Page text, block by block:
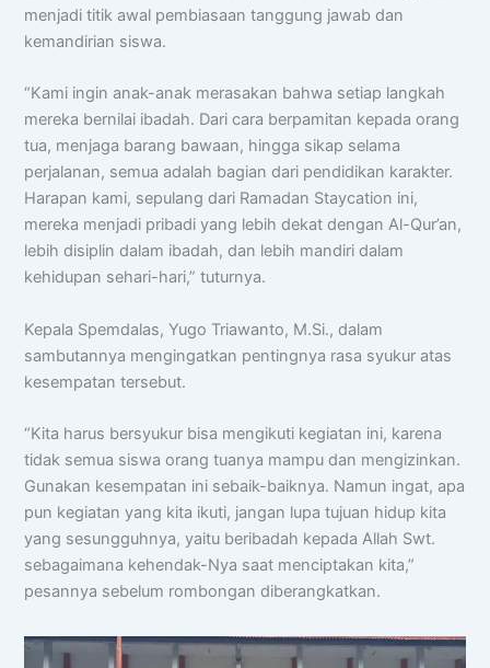
Spemdalas Assistant.
Ada yang bisa saya bantu?
📝 Info Pendaftaran (PPDB)
🏆 Program Unggulan
menjadi titik awal pembiasaan tanggung jawab dan
kemandirian siswa.
“Kami ingin anak-anak merasakan bahwa setiap langkah
mereka bernilai ibadah. Dari cara berpamitan kepada orang
tua, menjaga barang bawaan, hingga sikap selama
perjalanan, semua adalah bagian dari pendidikan karakter.
Harapan kami, sepulang dari Ramadan Staycation ini,
mereka menjadi pribadi yang lebih dekat dengan Al-Qur’an,
lebih disiplin dalam ibadah, dan lebih mandiri dalam
kehidupan sehari-hari,” tuturnya.
Kepala Spemdalas, Yugo Triawanto, M.Si., dalam
sambutannya mengingatkan pentingnya rasa syukur atas
kesempatan tersebut.
“Kita harus bersyukur bisa mengikuti kegiatan ini, karena
tidak semua siswa orang tuanya mampu dan mengizinkan.
Gunakan kesempatan ini sebaik-baiknya. Namun ingat, apa
pun kegiatan yang kita ikuti, jangan lupa tujuan hidup kita
yang sesungguhnya, yaitu beribadah kepada Allah Swt.
sebagaimana kehendak-Nya saat menciptakan kita,”
pesannya sebelum rombongan diberangkatkan.